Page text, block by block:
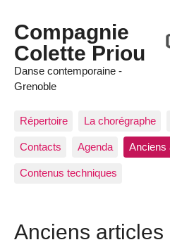
Compagnie
Colette Priou
Danse contemporaine -
Grenoble
Répertoire La chorégraphe
Contacts Agenda Anciens
Contenus techniques
Anciens articles